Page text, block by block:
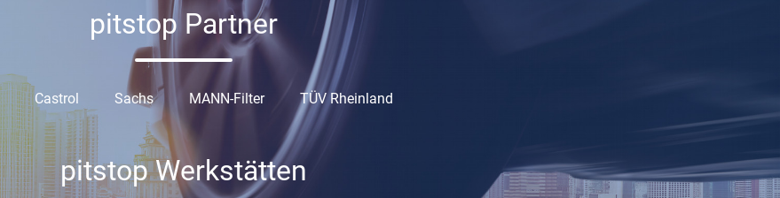
pitstop Partner
Castrol Sachs MANN-Filter TÜV Rheinland
pitstop Werkstätten